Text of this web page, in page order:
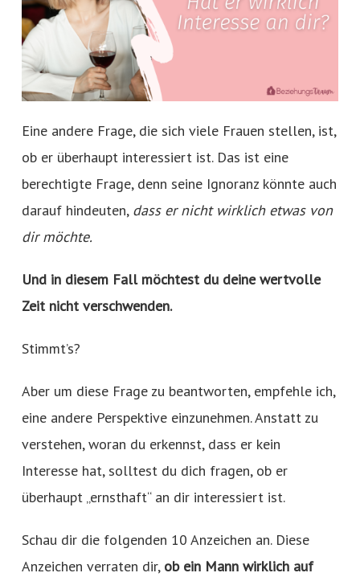
Eine andere Frage, die sich viele Frauen stellen, ist,
ob er überhaupt interessiert ist. Das ist eine
berechtigte Frage, denn seine Ignoranz könnte auch
darauf hindeuten, dass er nicht wirklich etwas von
dir möchte.
Und in diesem Fall möchtest du deine wertvolle
Zeit nicht verschwenden.
Stimmt’s?
Aber um diese Frage zu beantworten, empfehle ich,
eine andere Perspektive einzunehmen. Anstatt zu
verstehen, woran du erkennst, dass er kein
Interesse hat, solltest du dich fragen, ob er
überhaupt „ernsthaft“ an dir interessiert ist.
Schau dir die folgenden 10 Anzeichen an. Diese
Anzeichen verraten dir, ob ein Mann wirklich auf